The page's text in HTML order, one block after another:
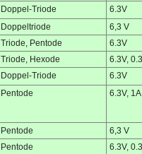
Doppel-Triode
6.3V
Doppeltriode
6,3 V
Triode, Pentode
6.3V
Triode, Hexode
6.3V,
Doppel-Triode 6.3V
Pentode 6.3V, 1A
Pentode
6,3 V
Pentode
6.3V,